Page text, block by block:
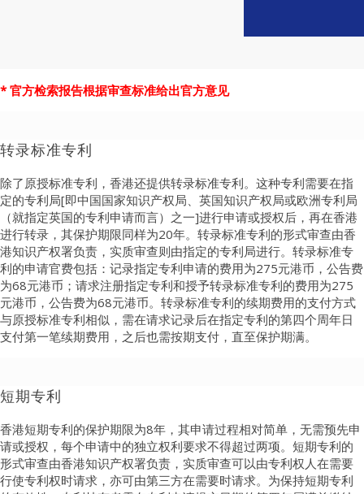
* 官方检索报告根据审查标准给出官方意见
转录标准专利
除了原授标准专利，香港还提供转录标准专利。这种专利需要在指
定的专利局[即中国国家知识产权局、英国知识产权局或欧洲专利局
（就指定英国的专利申请而言）之一]进行申请或授权后，再在香港
进行转录，其保护期限同样为20年。转录标准专利的形式审查由香
港知识产权署负责，实质审查则由指定的专利局进行。转录标准专
利的申请官费包括：记录指定专利申请的费用为275元港币，公告费
为68元港币；请求注册指定专利和授予转录标准专利的费用为275
元港币，公告费为68元港币。转录标准专利的续期费用的支付方式
与原授标准专利相似，需在请求记录后在指定专利的第四个周年日
支付第一笔续期费用，之后也需按期支付，直至保护期满。
短期专利
香港短期专利的保护期限为8年，其申请过程相对简单，无需预先申
请或授权，每个申请中的独立权利要求不得超过两项。短期专利的
形式审查由香港知识产权署负责，实质审查可以由专利权人在需要
行使专利权时请求，亦可由第三方在需要时请求。为保持短期专利